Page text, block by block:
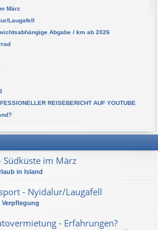
März
Laugafell
Abgabe / km ab 2026
REISEBERICHT AUF YOUTUBE
Südküste im März
in Island
- Nyidalur/Laugafell
- Erfahrungen?